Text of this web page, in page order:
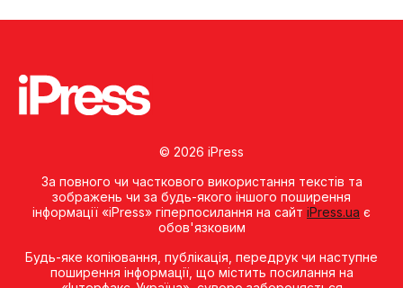
© 2026 iPress
За повного чи часткового використання текстів та
зображень чи за будь-якого іншого поширення
інформації «iPress» гіперпосилання на сайт iPress.ua є
обов'язковим
Будь-яке копiювання, публiкацiя, передрук чи наступне
поширення iнформацiї, що мiстить посилання на